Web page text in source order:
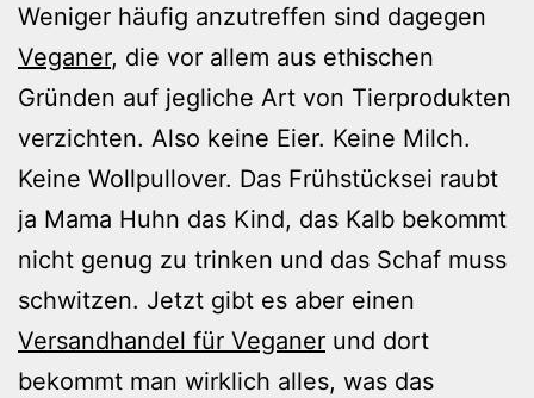
Weniger häufig anzutreffen sind dagegen
Veganer, die vor allem aus ethischen
Gründen auf jegliche Art von Tierprodukten
verzichten. Also keine Eier. Keine Milch.
Keine Wollpullover. Das Frühstücksei raubt
ja Mama Huhn das Kind, das Kalb bekommt
nicht genug zu trinken und das Schaf muss
schwitzen. Jetzt gibt es aber einen
Versandhandel für Veganer und dort
bekommt man wirklich alles, was das